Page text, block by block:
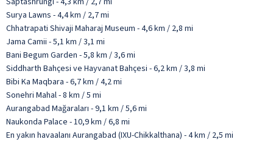
Surya Lawns - 4,4 km / 2,7 mi
Chhatrapati Shivaji Maharaj Museum - 4,6 km / 2,8 mi
Jama Camii - 5,1 km / 3,1 mi
Bani Begum Garden - 5,8 km / 3,6 mi
Siddharth Bahçesi ve Hayvanat Bahçesi - 6,2 km / 3,8 mi
Bibi Ka Maqbara - 6,7 km / 4,2 mi
Sonehri Mahal - 8 km / 5 mi
Aurangabad Mağaraları - 9,1 km / 5,6 mi
Naukonda Palace - 10,9 km / 6,8 mi
En yakın havaalanı Aurangabad (IXU-Chikkalthana) - 4 km / 2,5 mi